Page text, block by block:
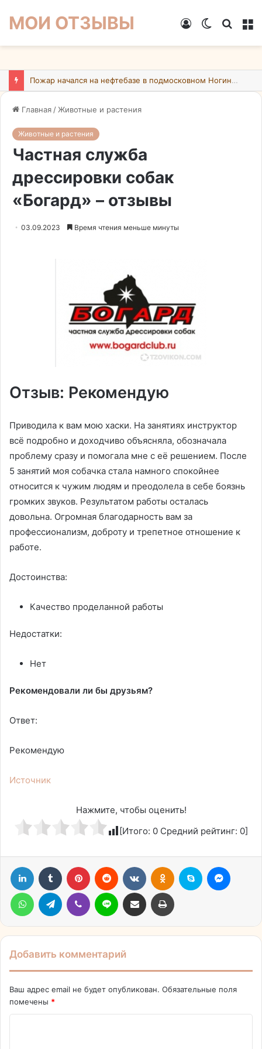
МОИ ОТЗЫВЫ
Switch
Войти
Пожар начался на нефтебазе в подмосковном Ногинске в результате атаки БПЛА ВСУ
Главная / Животные и растения
Животные и растения
Частная служба
дрессировки собак
«Богард» – отзывы
03.09.2023 Время чтения меньше минуты
Отзыв: Рекомендую
Приводила к вам мою хаски. На занятиях инструктор
всë подробно и доходчиво объясняла, обозначала
проблему сразу и помогала мне с еë решением. После
5 занятий моя собачка стала намного спокойнее
относится к чужим людям и преодолела в себе боязнь
громких звуков. Результатом работы осталась
довольна. Огромная благодарность вам за
профессионализм, доброту и трепетное отношение к
работе.
Достоинства:
Качество проделанной работы
Недостатки:
Нет
Рекомендовали ли бы друзьям?
Ответ:
Рекомендую
Источник
Нажмите, чтобы оценить!
[Итого: 0 Средний рейтинг: 0]
LinkedIn Tumblr Pinterest Reddit ВконтактеОдноклассники
Skype
WhatsAppTelegram Viber Line Поделиться через электронную почту Печатать
Добавить комментарий
Ваш адрес email не будет опубликован. Обязательные поля
помечены *